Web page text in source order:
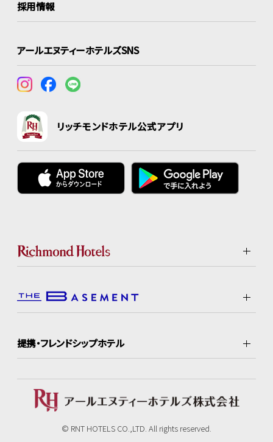
採用情報
アールエヌティーホテルズSNS
リッチモンドホテル公式アプリ
提携・フレンドシップホテル
© RNT HOTELS CO.,LTD. All rights reserved.